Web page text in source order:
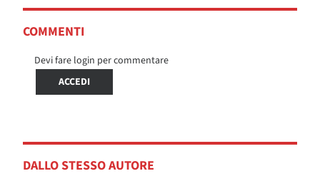
COMMENTI
Devi fare login per commentare
ACCEDI
DALLO STESSO AUTORE